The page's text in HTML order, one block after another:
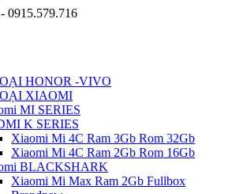
0915.579.716
HONOR -VIVO
XIAOMI
MI SERIES
K SERIES
Xiaomi Mi 4C Ram 3Gb Rom 32Gb
Xiaomi Mi 4C Ram 2Gb Rom 16Gb
BLACKSHARK
Xiaomi Mi Max Ram 2Gb Fullbox